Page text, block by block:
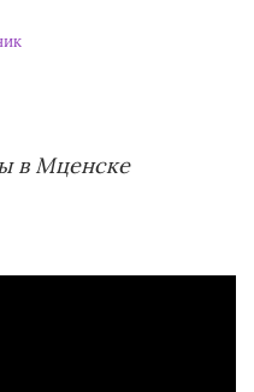
в Мценске